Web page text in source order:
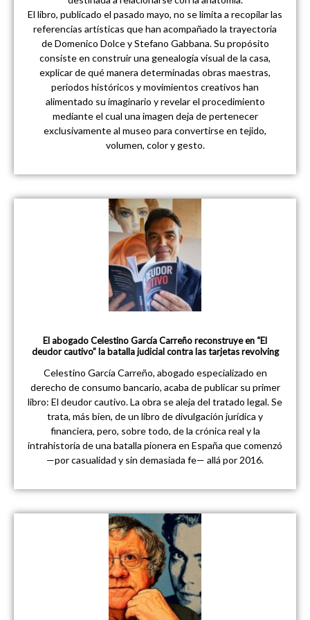
El libro, publicado el pasado mayo, no se limita a recopilar las
referencias artísticas que han acompañado la trayectoria
de Domenico Dolce y Stefano Gabbana. Su propósito
consiste en construir una genealogía visual de la casa,
explicar de qué manera determinadas obras maestras,
periodos históricos y movimientos creativos han
alimentado su imaginario y revelar el procedimiento
mediante el cual una imagen deja de pertenecer
exclusivamente al museo para convertirse en tejido,
volumen, color y gesto.
El abogado Celestino García Carreño reconstruye en “El
deudor cautivo” la batalla judicial contra las tarjetas revolving
Celestino García Carreño, abogado especializado en
derecho de consumo bancario, acaba de publicar su primer
libro: El deudor cautivo. La obra se aleja del tratado legal. Se
trata, más bien, de un libro de divulgación jurídica y
financiera, pero, sobre todo, de la crónica real y la
intrahistoria de una batalla pionera en España que comenzó
—por casualidad y sin demasiada fe— allá por 2016.